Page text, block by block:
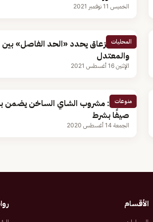
الخميس 11 نوفمبر 2021
المحليات
خالد الزعاق يحدد «الحد الفاصل» بين
والمعتدل
الإثنين 16 أغسطس 2021
منوعات
دراسة: مشروب الشاي الساخن يضمن
صيفًا بشرط
الجمعة 14 أغسطس 2020
الأقسام